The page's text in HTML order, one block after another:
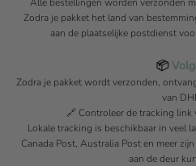
Zodra je pakket het land van
aan de plaatselijke postdienst
📦
Zodra je pakket wordt verzonden,
van
🔗 Controleer de tracking link
Lokale tracking is beschikbaar in veel
Canada Post, Australia Post en meer
aan de deur